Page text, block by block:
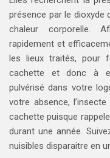
présence par le dioxyde
chaleur corporelle.
rapidement et
les lieux traités, pour
cachette et donc à
pulvérisé dans votre
votre absence,
cachette puisque
durant une année.
nuisibles disparaitre en